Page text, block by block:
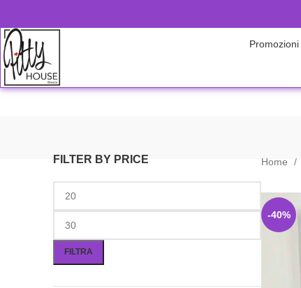
Promozioni
FILTER BY PRICE
FILTRA
Home
-40%